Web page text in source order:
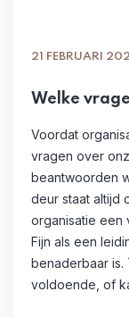
21 FEBRUARI
Welke
Voordat
vragen over
beantwoorden
deur staat altijd
organisatie een
Fijn als een
benaderbaar is.
voldoende, of